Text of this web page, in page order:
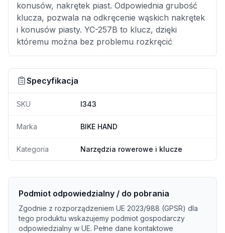
konusów, nakrętek piast. Odpowiednia grubość
klucza, pozwala na odkręcenie wąskich nakrętek
i konusów piasty. YC-257B to klucz, dzięki
któremu można bez problemu rozkręcić
Specyfikacja
SKU I343
Marka BIKE HAND
Kategoria Narzędzia rowerowe i klucze
Podmiot odpowiedzialny / do pobrania
Zgodnie z rozporządzeniem UE 2023/988 (GPSR) dla
tego produktu wskazujemy podmiot gospodarczy
odpowiedzialny w UE. Pełne dane kontaktowe